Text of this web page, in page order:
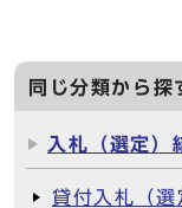
同じ分類から探
入札（選定）
貸付入札（選